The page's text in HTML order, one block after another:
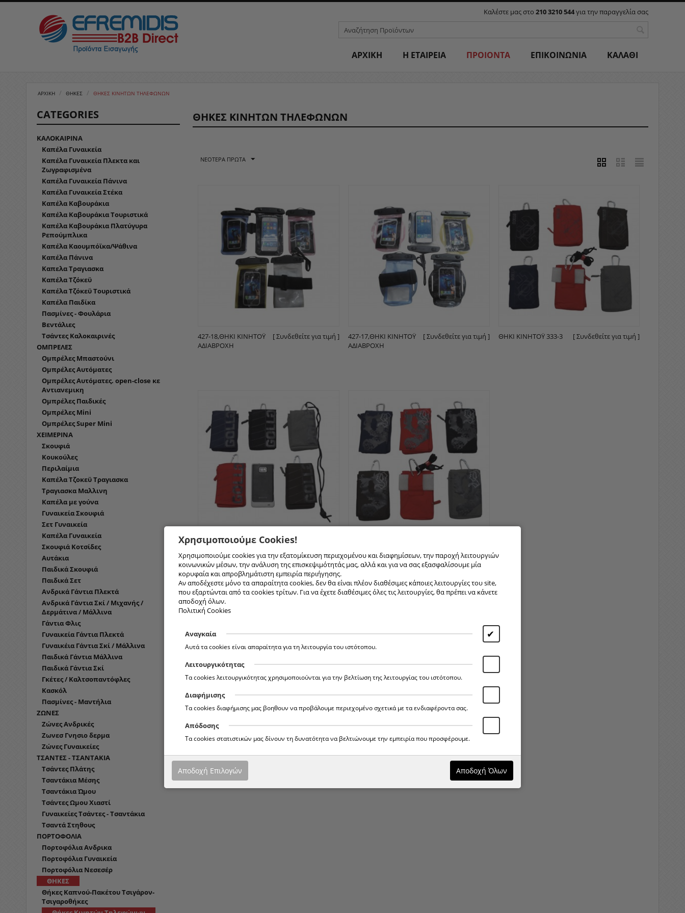
Καλέστε μας στο 210 3210 544για την παραγγελία σας
ΑΡΧΙΚΗ H ΕΤΑΙΡΕΙΑ ΠΡΟΙΟΝΤΑ ΕΠΙΚΟΙΝΩΝΙΑ ΚΑΛΑΘΙ
ΑΡΧΙΚΉ / ΘΗΚΕΣ / ΘΉΚΕΣ ΚΙΝΗΤΏΝ ΤΗΛΕΦΏΝΩΝ
CATEGORIES
ΚΑΛΟΚΑΙΡΙΝΑ
Καπέλα Γυναικεία
Καπέλα Γυναικεία Πλεκτα και
Ζωγραφισμένα
Καπέλα Γυναικεία Πάνινα
Καπέλα Γυναικεία Στέκα
Καπέλα Καβουράκια
Καπέλα Καβουράκια Τουριστικά
Καπέλα Καβουράκια Πλατύγυρα
Ρεπούμπλικα
Καπέλα Καουμπόϊκα/Ψάθινα
Καπέλα Πάνινα
Καπελα Τραγιασκα
Καπέλα Τζόκεϋ
Καπέλα Τζόκεϋ Τουριστικά
Καπέλα Παιδίκα
Πασμίνες - Φουλάρια
Βεντάλιες
Τσάντες Καλοκαιρινές
ΟΜΠΡΕΛΕΣ
Ομπρέλες Μπαστούνι
Ομπρέλες Αυτόματες
Ομπρέλες Αυτόματες. open-close κε
Αντιανεμικη
Ομπρέλες Παιδικές
Ομπρέλες Mini
Ομπρέλες Super Mini
ΧΕΙΜΕΡΙΝΑ
Σκουφιά
Κουκούλες
Περιλαίμια
Καπέλα Τζοκεϋ Τραγιασκα
Τραγιασκα Μαλλινη
Καπέλα με γούνα
Γυναικεία Σκουφιά
Σετ Γυναικεία
Καπέλα Γυναικεία
Σκουφιά Κοτσίδες
Αυτάκια
Παιδικά Σκουφιά
Παιδικά Σετ
Ανδρικά Γάντια Πλεκτά
Ανδρικά Γάντια Σκί / Μιχανής /
Δερμάτινα / Μάλλινα
Γάντια Φλις
Γυναικεία Γάντια Πλεκτά
Γυναικέια Γάντια Σκί / Μάλλινα
Παιδικά Γάντια Μάλλινα
Παιδικά Γάντια Σκί
Γκέτες / Καλτσοπαντόφλες
Κασκόλ
Πασμίνες - Μαντήλια
ΖΩΝΕΣ
Ζώνες Ανδρικές
Ζωνεσ Γνησιο δερμα
Ζώνες Γυναικείες
ΤΣΑΝΤΕΣ - ΤΣΑΝΤΑΚΙΑ
Τσάντες Πλάτης
Τσαντάκια Μέσης
Τσαντάκια Ώμου
Τσάντες Ωμου Χιαστί
Γυναικείες Τσάντες - Τσαντάκια
Τσαντά Στηθους
ΠΟΡΤΟΦΟΛΙΑ
Πορτοφόλια Ανδρικα
Πορτοφόλια Γυναικεία
Πορτοφόλια Νεσεσέρ
ΘΗΚΕΣ
Θήκες Καπνού-Πακέτου Τσιγάρον-
Τσιγαροθήκες
ΘΉΚΕΣ ΚΙΝΗΤΏΝ ΤΗΛΕΦΏΝΩΝ
ΝΕΌΤΕΡΑ ΠΡΏΤΑ
427-18,ΘΉΚΙ ΚΙΝΗΤΌΥ
ΑΔΙΆΒΡΟΧΗ
[ Συνδεθείτε για τιμή ]
427-17,ΘΉΚΙ ΚΙΝΗΤΌΥ
ΑΔΙΆΒΡΟΧΗ
[ Συνδεθείτε για τιμή ] ΘΉΚΙ ΚΙΝΗΤΌΥ 333-3 [ Συνδεθείτε για τιμή ]
ΘΉΚΙ ΚΙΝΗΤΌΥ 333-2 [ Συνδεθείτε για τιμή ]
Χρησιμοποιούμε Cookies!
Χρησιμοποιούμε cookies για την εξατομίκευση περιεχομένου και διαφημίσεων, την παροχή λειτουργιών
κοινωνικών μέσων, την ανάλυση της επισκεψιμότητάς μας, αλλά και για να σας εξασφαλίσουμε μία
κορυφαία και απροβλημάτιστη εμπειρία περιήγησης.
Αν αποδέχεστε μόνο τα απαραίτητα cookies, δεν θα είναι πλέον διαθέσιμες κάποιες λειτουργίες του site,
που εξαρτώνται από τα cookies τρίτων. Για να έχετε διαθέσιμες όλες τις λειτουργίες, θα πρέπει να κάνετε
αποδοχή όλων.
Πολιτική Cookies
Αναγκαία ✔
Αυτά τα cookies είναι απαραίτητα για τη λειτουργία του ιστότοπου.
Λειτουργικότητας
Τα cookies λειτουργικότητας χρησιμοποιούνται για την βελτίωση της λειτουργίας του ιστότοπου.
Διαφήμισης
Τα cookies διαφήμισης μας βοηθουν να προβάλουμε περιεχομένο σχετικά με τα ενδιαφέροντα σας.
Απόδοσης
Τα cookies στατιστικών μας δίνουν τη δυνατότητα να βελτιώνουμε την εμπειρία που προσφέρουμε.
Αποδοχή Επιλογών Αποδοχή Όλων